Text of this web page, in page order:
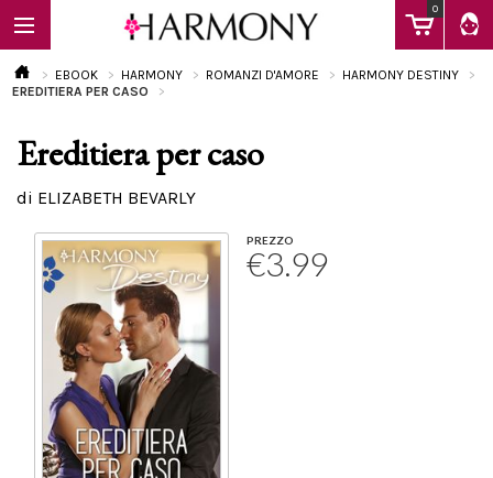
0
EBOOK
Calendario
EBOOK HARMONY ROMANZI D'AMORE
HARMONY DESTINY
EREDITIERA PER CASO
Ereditiera per caso
di ELIZABETH BEVARLY
PREZZO
€3.99